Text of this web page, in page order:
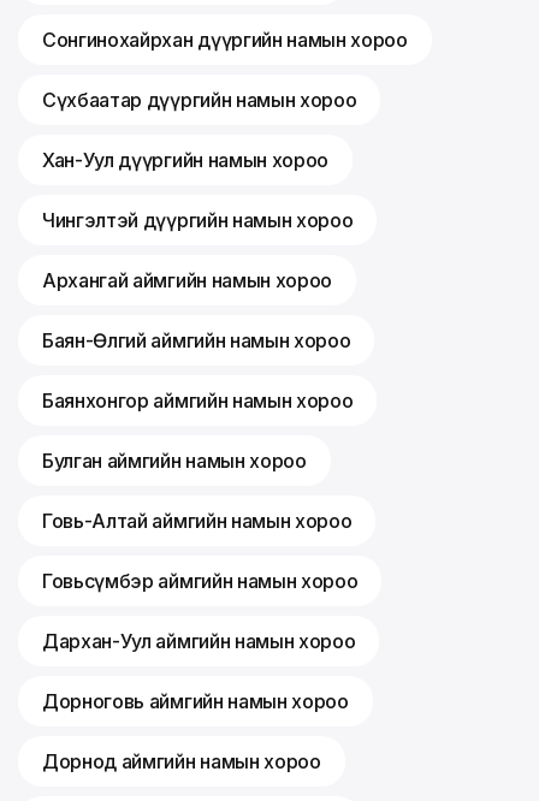
Сонгинохайрхан дүүргийн намын хороо
Сүхбаатар дүүргийн намын хороо
Хан-Уул дүүргийн намын хороо
Чингэлтэй дүүргийн намын хороо
Архангай аймгийн намын хороо
Баян-Өлгий аймгийн намын хороо
Баянхонгор аймгийн намын хороо
Булган аймгийн намын хороо
Говь-Алтай аймгийн намын хороо
Говьсүмбэр аймгийн намын хороо
Дархан-Уул аймгийн намын хороо
Дорноговь аймгийн намын хороо
Дорнод аймгийн намын хороо